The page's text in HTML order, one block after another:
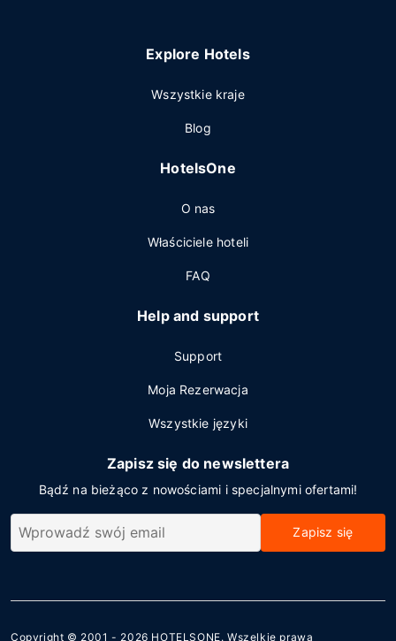
Explore Hotels
Wszystkie kraje
Blog
HotelsOne
O nas
Właściciele hoteli
FAQ
Help and support
Support
Moja Rezerwacja
Wszystkie języki
Zapisz się do newslettera
Bądź na bieżąco z nowościami i specjalnymi ofertami!
Zapisz się
Copyright © 2001 - 2026 HOTELSONE. Wszelkie prawa